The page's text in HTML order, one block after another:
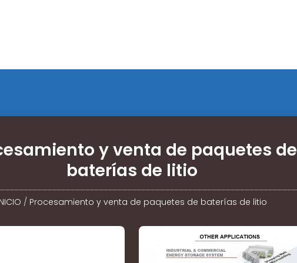
y venta de paquetes de
baterías de litio
/ Procesamiento y venta de paquetes de baterías de litio